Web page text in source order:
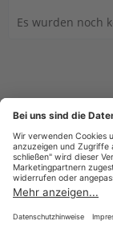
Es wurden noch